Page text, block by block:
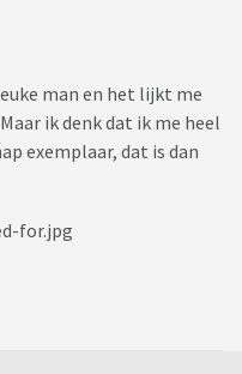
man en het lijkt me
ik denk dat ik me heel
exemplaar, dat is dan